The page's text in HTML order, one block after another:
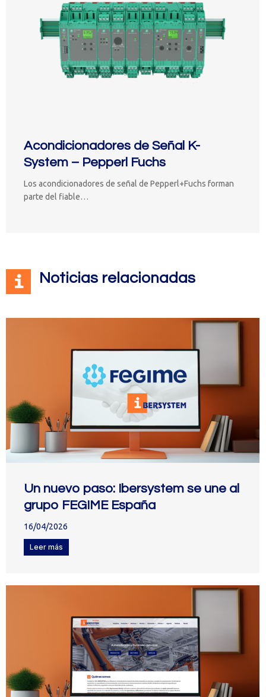
Acondicionadores de Señal K-
System – Pepperl Fuchs
Los acondicionadores de señal de Pepperl+Fuchs forman
parte del fiable…
Noticias relacionadas
Un nuevo paso: Ibersystem se une al
grupo FEGIME España
16/04/2026
Leer más